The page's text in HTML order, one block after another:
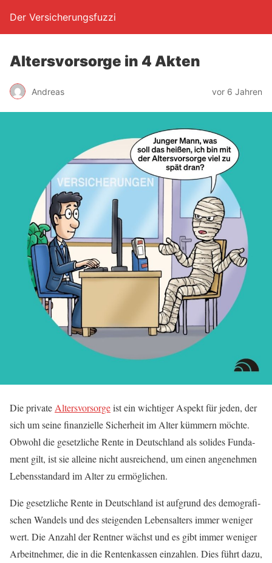
Der Versicherungsfuzzi
Alters­vor­sor­ge in 4 Akten
Andreas vor 6 Jahren
Die pri­va­te Alters­vor­sor­geist ein wich­ti­ger Aspekt für jeden, der
sich um sei­ne finan­zi­el­le Sicher­heit im Alter küm­mern möch­te.
Obwohl die gesetz­li­che Ren­te in Deutsch­land als soli­des Fun­da­
ment gilt, ist sie allei­ne nicht aus­rei­chend, um einen ange­neh­men
Lebens­stan­dard im Alter zu ermöglichen.
Die gesetz­li­che Ren­te in Deutsch­land ist auf­grund des demo­gra­fi­
schen Wan­dels und des stei­gen­den Lebens­al­ters immer weni­ger
wert. Die Anzahl der Rent­ner wächst und es gibt immer weni­ger
Arbeit­neh­mer, die in die Ren­ten­kas­sen ein­zah­len. Dies führt dazu,